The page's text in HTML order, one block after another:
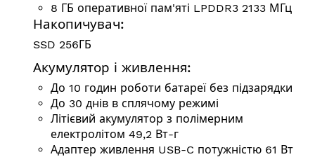
8 ГБ оперативної пам'яті LPDDR3 2133 МГц
Накопичувач:
SSD 256ГБ
Акумулятор і живлення:
До 10 годин роботи батареї без підзарядки
До 30 днів в сплячому режимі
Літієвий акумулятор з полімерним
електролітом 49,2 Вт-г
Адаптер живлення USB-C потужністю 61 Вт